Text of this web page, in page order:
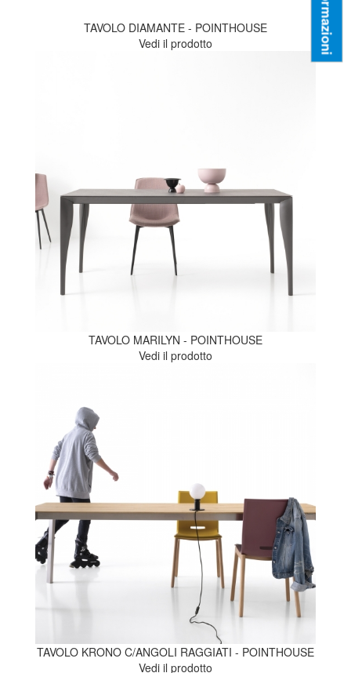
Informazioni
TAVOLO DIAMANTE - POINTHOUSE
Vedi il prodotto
TAVOLO MARILYN - POINTHOUSE
Vedi il prodotto
TAVOLO KRONO C/ANGOLI RAGGIATI - POINTHOUSE
Vedi il prodotto